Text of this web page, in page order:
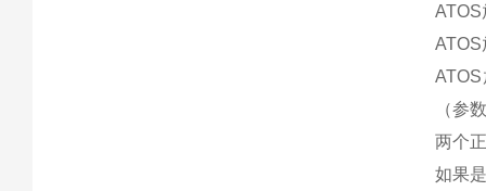
ATOS
（参
两个
如果